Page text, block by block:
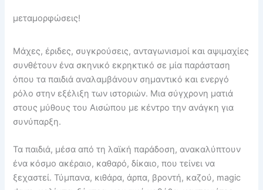
μεταμορφώσεις!
Μάχες, έριδες, συγκρούσεις, ανταγωνισμοί και αψιμαχίες
συνθέτουν ένα σκηνικό εκρηκτικό σε μία παράσταση
όπου τα παιδιά αναλαμβάνουν σημαντικό και ενεργό
ρόλο στην εξέλιξη των ιστοριών. Μια σύγχρονη ματιά
στους μύθους του Αισώπου με κέντρο την ανάγκη για
συνύπαρξη.
Τα παιδιά, μέσα από τη λαϊκή παράδοση, ανακαλύπτουν
ένα κόσμο ακέραιο, καθαρό, δίκαιο, που τείνει να
ξεχαστεί. Τύμπανα, κιθάρα, άρπα, βροντή, καζού, magic